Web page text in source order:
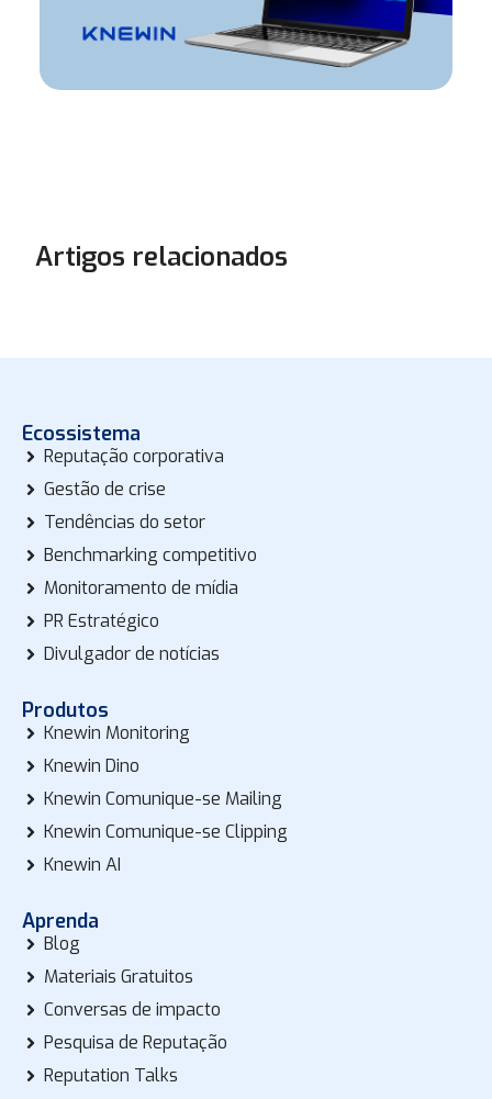
Artigos relacionados
Ecossistema
Reputação corporativa
Gestão de crise
Tendências do setor
Benchmarking competitivo
Monitoramento de mídia
PR Estratégico
Divulgador de notícias
Produtos
Knewin Monitoring
Knewin Dino
Knewin Comunique-se Mailing
Knewin Comunique-se Clipping
Knewin AI
Aprenda
Blog
Materiais Gratuitos
Conversas de impacto
Pesquisa de Reputação
Reputation Talks